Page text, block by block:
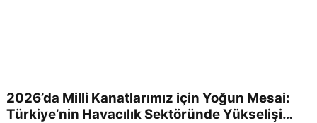
2026’da Milli Kanatlarımız için Yoğun Mesai:
Türkiye’nin Havacılık Sektöründe Yükselişi